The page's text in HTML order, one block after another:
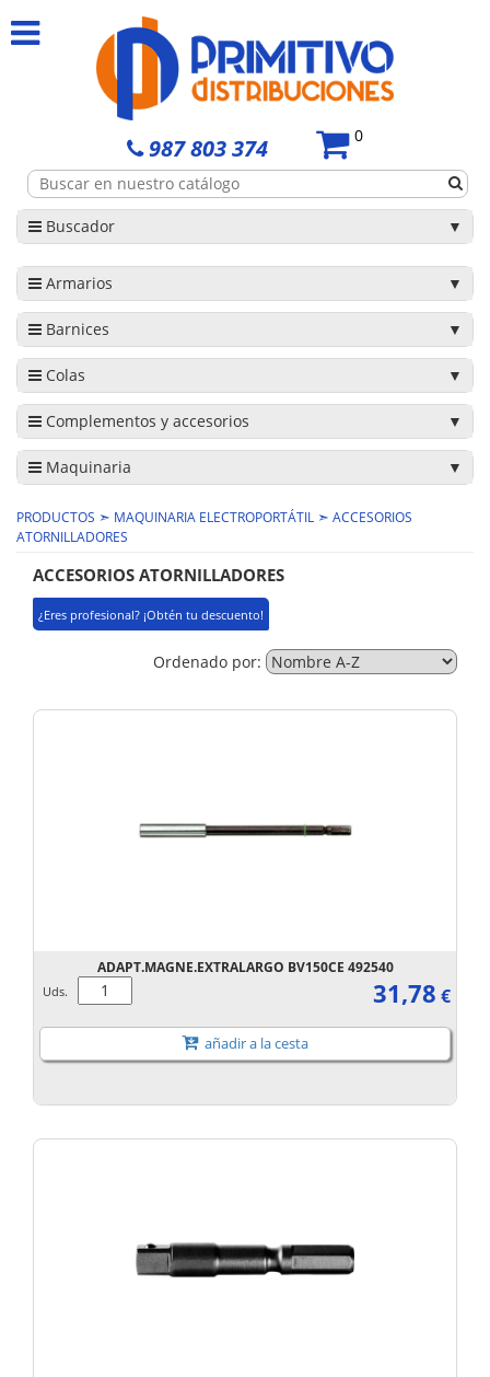
987 803 374 0
Buscador
Armarios
Barnices
Colas
Complementos y accesorios
Maquinaria
PRODUCTOS ➣ MAQUINARIA ELECTROPORTÁTIL ➣ ACCESORIOS
ATORNILLADORES
ACCESORIOS ATORNILLADORES
¿Eres profesional? ¡Obtén tu descuento!
Ordenado por:
ADAPT.MAGNE.EXTRALARGO BV150CE 492540
Uds. 31,78 €
añadir a la cesta